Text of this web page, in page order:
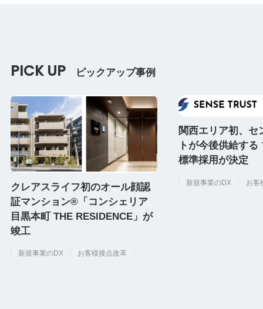
PICK UP ピックアップ事例
クレアスライフ初のオール顔認
証マンション®「コンシェリア
目黒本町 THE RESIDENCE」が
竣工
新規事業のDX お客様接点改革
関西エリア初、セ
トが今後供給す
標準採用が決定
新規事業のDX お客